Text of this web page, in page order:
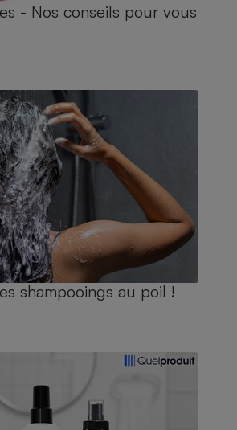
- Nos conseils pour vous
shampooings au poil !